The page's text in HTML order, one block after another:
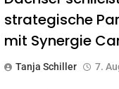
strategische
mit Synergie
Tanja Schiller 7.